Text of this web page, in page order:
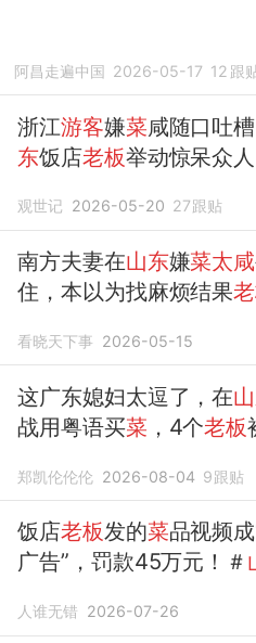
阿昌走遍中国 2026-05-17 12 跟
浙江游客嫌菜咸随口吐槽
东饭店老板举动惊呆众人
观世记 2026-05-20 27跟贴
南方夫妻在山东嫌菜太咸
住，本以为找麻烦结果
看晓天下事 2026-05-15
这广东媳妇太逗了，在
战用粤语买菜 ，4个老板
郑凯伦伦伦 2026-08-04 9跟贴
饭店老板发的菜品视频
广告”，罚款45万元！＃
人谁无错 2026-07-26